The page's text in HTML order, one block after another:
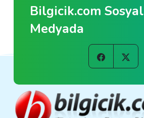
Bilgicik.com Sosyal
Medyada